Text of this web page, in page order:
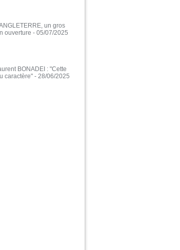
un gros
ouverture - 05/07/2025
BONADEI : "Cette
caractère" - 28/06/2025